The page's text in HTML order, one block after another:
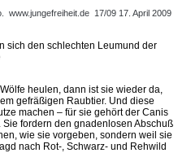
www.jungefreiheit.de 17/09 17. April 2009
sich den schlechten Leumund der
heulen, dann ist sie wieder da,
gefräßigen Raubtier. Und diese
machen – für sie gehört der Canis
fordern den gnadenlosen Abschuß
wie sie vorgeben, sondern weil sie
nach Rot-, Schwarz- und Rehwild